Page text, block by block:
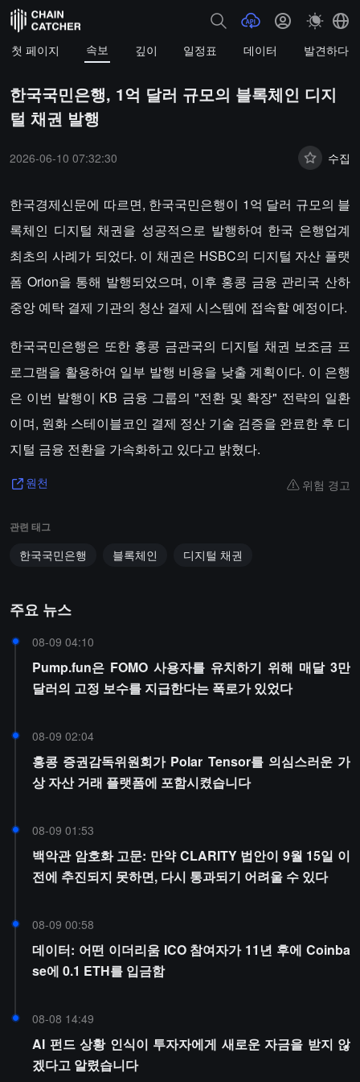
첫 페이지 속보 깊이 일정표 데이터 발견하다
한국국민은행, 1억 달러 규모의 블록체인 디지
털 채권 발행
2026-06-10 07:32:30 수집
한국경제신문에 따르면, 한국국민은행이 1억 달러 규모의 블
록체인 디지털 채권을 성공적으로 발행하여 한국 은행업계
최초의 사례가 되었다. 이 채권은 HSBC의 디지털 자산 플랫
폼 Orion을 통해 발행되었으며, 이후 홍콩 금융 관리국 산하
중앙 예탁 결제 기관의 청산 결제 시스템에 접속할 예정이다.
한국국민은행은 또한 홍콩 금관국의 디지털 채권 보조금 프
로그램을 활용하여 일부 발행 비용을 낮출 계획이다. 이 은행
은 이번 발행이 KB 금융 그룹의 "전환 및 확장" 전략의 일환
이며, 원화 스테이블코인 결제 정산 기술 검증을 완료한 후 디
지털 금융 전환을 가속화하고 있다고 밝혔다.
원천 위험 경고
관련 태그
한국국민은행 블록체인 디지털 채권
주요 뉴스
08-09 04:10
Pump.fun은 FOMO 사용자를 유치하기 위해 매달 3만
달러의 고정 보수를 지급한다는 폭로가 있었다
08-09 02:04
홍콩 증권감독위원회가 Polar Tensor를 의심스러운 가
상 자산 거래 플랫폼에 포함시켰습니다
08-09 01:53
백악관 암호화 고문: 만약 CLARITY 법안이 9월 15일 이
전에 추진되지 못하면, 다시 통과되기 어려울 수 있다
08-09 00:58
데이터: 어떤 이더리움 ICO 참여자가 11년 후에 Coinba
se에 0.1 ETH를 입금함
08-08 14:49
AI 펀드 상황 인식이 투자자에게 새로운 자금을 받지 않
겠다고 알렸습니다